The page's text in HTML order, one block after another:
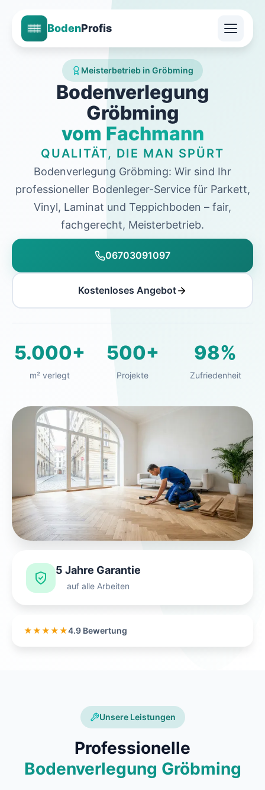
BodenProfis
Meisterbetrieb in Gröbming
Bodenverlegung
Gröbming
vom Fachmann
QUALITÄT, DIE MAN SPÜRT
Bodenverlegung Gröbming: Wir sind Ihr
professioneller Bodenleger-Service für Parkett,
Vinyl, Laminat und Teppichboden – fair,
fachgerecht, Meisterbetrieb.
06703091097
Kostenloses Angebot
5.000+
m² verlegt
500+
Projekte
98%
Zufriedenheit
5 Jahre Garantie
auf alle Arbeiten
★★★★★4.9 Bewertung
Unsere Leistungen
Professionelle
Bodenverlegung Gröbming